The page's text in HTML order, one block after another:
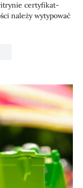
certyfikat-
należy wytypować